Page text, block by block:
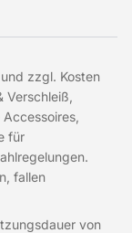
zzgl. Kosten
für
fallen
von